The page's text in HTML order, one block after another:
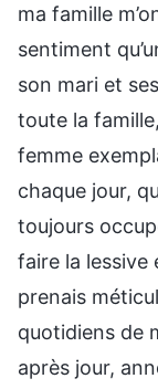
ma famille
sentiment
son mari et
toute la
femme
chaque jour,
toujours
faire la lessive
prenais
quotidiens de
après jour,